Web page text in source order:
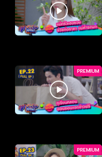
PREMIUM
PREMIUM